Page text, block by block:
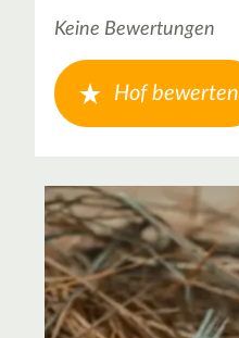
Keine Bewertungen
Hof bewerten